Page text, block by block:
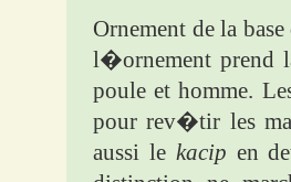
Ornement de la
l�ornement prend
poule et homme.
pour rev�tir les
aussi le kacip en